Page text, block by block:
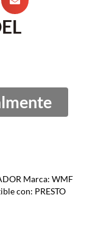
Marca: WMF
con: PRESTO